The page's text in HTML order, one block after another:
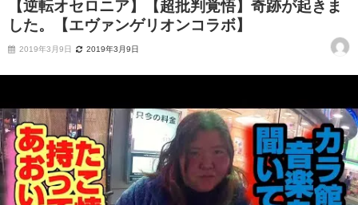
【逆転オセロニア】【超批判覚悟】奇跡が起きま
した。【エヴァンゲリオンコラボ】
2019年3月9日 2019年3月9日